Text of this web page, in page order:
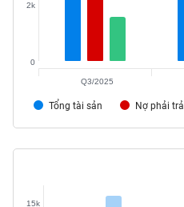
Tổng tài sản Nợ phải trả
0
2k
Q3/2025
15k
TIÊU
THIẾT
CHĂM